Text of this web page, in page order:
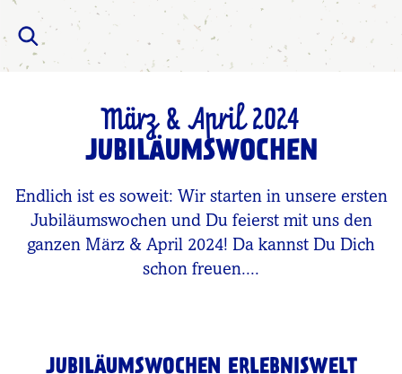
März & April 2024
JUBILÄUMSWOCHEN
Endlich ist es soweit: Wir starten in unsere ersten
Jubiläumswochen und Du feierst mit uns den
ganzen März & April 2024! Da kannst Du Dich
schon freuen....
JUBILÄUMSWOCHEN ERLEBNISWELT